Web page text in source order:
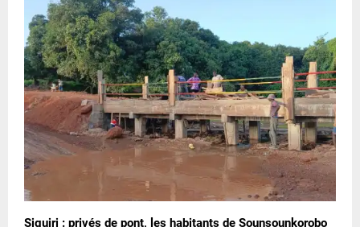
Siguiri : privés de pont, les habitants de Sounsounkorobo